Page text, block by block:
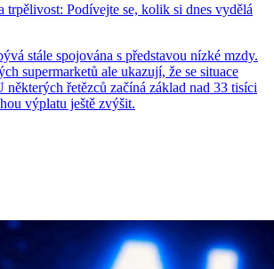
trpělivost: Podívejte se, kolik si dnes vydělá
stále spojována s představou nízké mzdy.
supermarketů ale ukazují, že se situace
některých řetězců začíná základ nad 33 tisíci
výplatu ještě zvýšit.